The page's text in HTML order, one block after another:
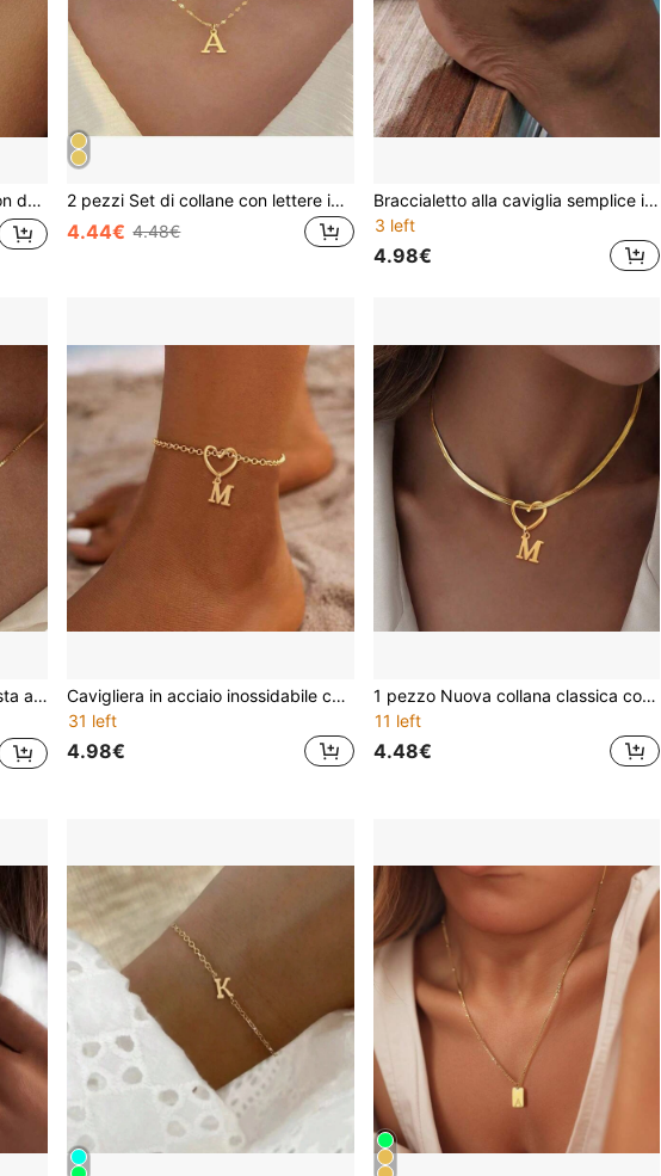
versatili 2 pezzi Set di collane con lettere in acciaio inossidabile minimalista, collana a catena spina di pesce da donna, collana a catena a forma di labbra, collana multistrato con lettere
4.44€ 4.48€
Braccialetto alla caviglia semplice in acciaio inossidabile con croce e iniziale A-Z, stile cubano punk, colore oro, con ciondolo, alla moda hip hop, per uso quotidiano, estate e spiaggia, accessorio per il piede
3 left
4.98€
uso quotidiano delle donne
Cavigliera in acciaio inossidabile con lettere da A a Z in stile bohémien per donna, con catena a cuore cava, gioiello minimalista da indossare d'estate in spiaggia
31 left
4.98€
1 pezzo Nuova collana classica con pendente a cuore cavo con iniziale, in acciaio inossidabile dorato con catena a spina di pesce, per donne
11 left
4.48€